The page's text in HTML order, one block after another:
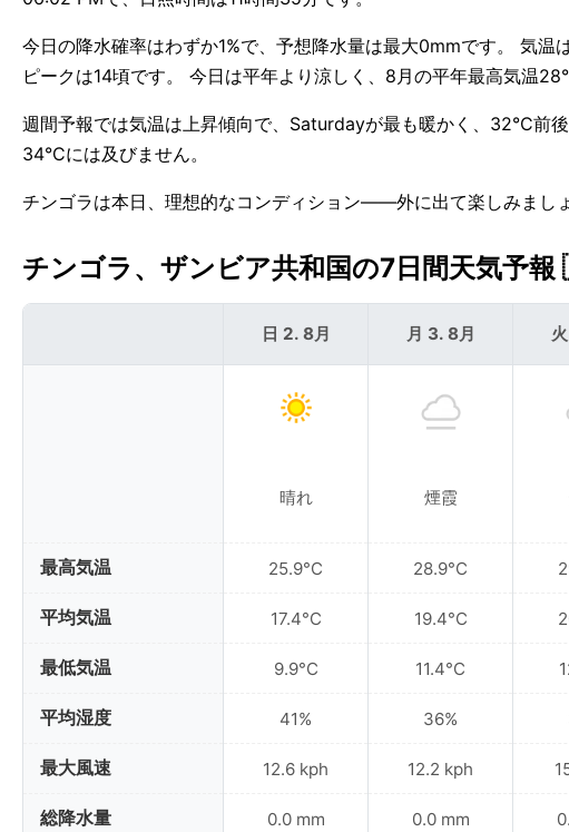
今日の降水確率はわずか1%で、予想降水量は最大0mmです。 気温
ピークは14頃です。 今日は平年より涼しく、8月の平年最高気温
週間予報では気温は上昇傾向で、Saturdayが最も暖かく、32°C前
34°Cには及びません。
チンゴラは本日、理想的なコンディション——外に出て楽しみましょ
チンゴラ、ザンビア共和国の7日間天気予
最高気温
平均気温
最低気温
平均湿度
最大風速
総降水量
日 2. 8月
晴れ
25.9°C
17.4°C
9.9°C
41%
12.6 kph
0.0 mm
月 3. 8月
煙霞
28.9°C
19.4°C
11.4°C
36%
12.2 kph
0.0 mm